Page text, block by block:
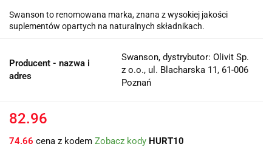
Swanson to renomowana marka, znana z wysokiej jakości
suplementów opartych na naturalnych składnikach.
Producent - nazwa i
adres
Swanson, dystrybutor: Olivit Sp.
z o.o., ul. Blacharska 11, 61-006
Poznań
82.96
74.66 cena z kodem Zobacz kody HURT10